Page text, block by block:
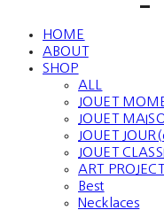
HOME
ABOUT
SHOP
ALL
JOUET
JOUET
JOUET
JOUET
ART PROJECT
Best
Necklaces